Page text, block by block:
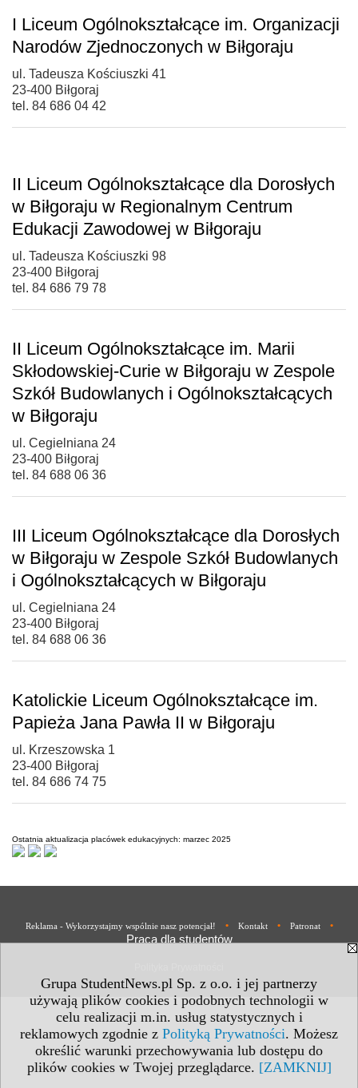
Grupa StudentNews.pl Sp. z o.o. i jej partnerzy
używają plików cookies i podobnych technologii w
celu realizacji m.in. usług statystycznych i
reklamowych zgodnie z Polityką Prywatności. Możesz
określić warunki przechowywania lub dostępu do
plików cookies w Twojej przeglądarce. [ZAMKNIJ]
I Liceum Ogólnokształcące im. Organizacji
Narodów Zjednoczonych w Biłgoraju
ul. Tadeusza Kościuszki 41
23-400 Biłgoraj
tel. 84 686 04 42
II Liceum Ogólnokształcące dla Dorosłych
w Biłgoraju w Regionalnym Centrum
Edukacji Zawodowej w Biłgoraju
ul. Tadeusza Kościuszki 98
23-400 Biłgoraj
tel. 84 686 79 78
II Liceum Ogólnokształcące im. Marii
Skłodowskiej-Curie w Biłgoraju w Zespole
Szkół Budowlanych i Ogólnokształcących
w Biłgoraju
ul. Cegielniana 24
23-400 Biłgoraj
tel. 84 688 06 36
III Liceum Ogólnokształcące dla Dorosłych
w Biłgoraju w Zespole Szkół Budowlanych
i Ogólnokształcących w Biłgoraju
ul. Cegielniana 24
23-400 Biłgoraj
tel. 84 688 06 36
Katolickie Liceum Ogólnokształcące im.
Papieża Jana Pawła II w Biłgoraju
ul. Krzeszowska 1
23-400 Biłgoraj
tel. 84 686 74 75
Ostatnia aktualizacja placówek edukacyjnych: marzec 2025
Reklama - Wykorzystajmy wspólnie nasz potencjał! • Kontakt • Patronat •
Praca dla studentów